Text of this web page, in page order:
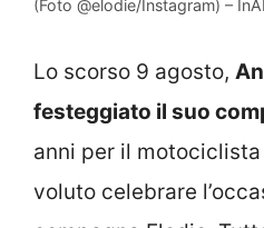
(Foto @elodie/Instagram) –
Lo scorso 9 agosto,
festeggiato il suo
anni per il
voluto celebrare